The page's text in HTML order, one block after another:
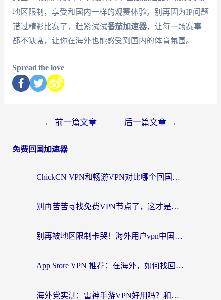
地区限制，享受和国内一样的观赛体验。别再因为IP问题
错过精彩比赛了，赶紧试试番茄加速器，让每一场赛事
都不缺席，让你在海外也能感受到国内的体育氛围。
Spread the love
← 前一篇文章 后一篇文章 →
免费回国加速器
ChickCN VPN和畅游VPN对比哪个回国效果更好？海外党必看的回国加速器选择指南
别再苦苦寻找免费VPN节点了，这才是海外访问国内资源的正确姿势
别再被地区限制卡哭！海外用户vpn中国下载全攻略，无缝刷剧办公社交
App Store VPN 推荐：在海外，如何找回那扇回家的“任意门”？
海外党实测：雷神手游VPN好用吗？和闪电VPN对比哪个回国效果更好？附小众工具深度测评